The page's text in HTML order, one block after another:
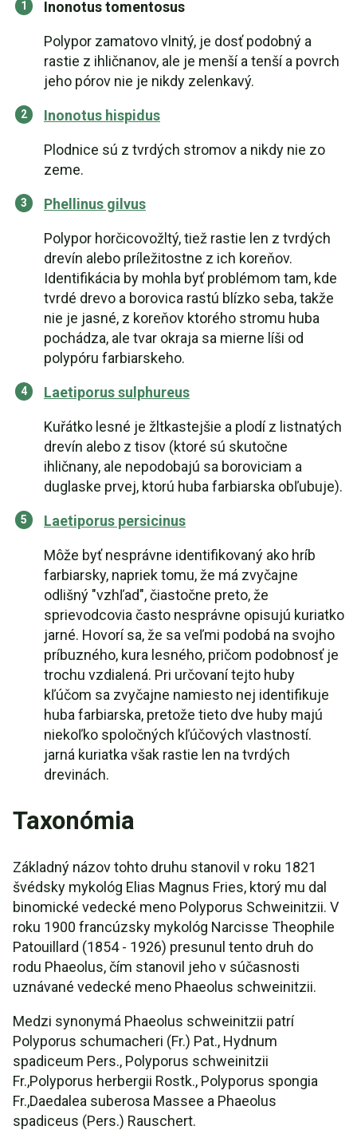
Inonotus tomentosus
Polypor zamatovo vlnitý, je dosť podobný a
rastie z ihličnanov, ale je menší a tenší a povrch
jeho pórov nie je nikdy zelenkavý.
Inonotus hispidus
Plodnice sú z tvrdých stromov a nikdy nie zo
zeme.
Phellinus gilvus
Polypor horčicovožltý, tiež rastie len z tvrdých
drevín alebo príležitostne z ich koreňov.
Identifikácia by mohla byť problémom tam, kde
tvrdé drevo a borovica rastú blízko seba, takže
nie je jasné, z koreňov ktorého stromu huba
pochádza, ale tvar okraja sa mierne líši od
polypóru farbiarskeho.
Laetiporus sulphureus
Kuřátko lesné je žltkastejšie a plodí z listnatých
drevín alebo z tisov (ktoré sú skutočne
ihličnany, ale nepodobajú sa boroviciam a
duglaske prvej, ktorú huba farbiarska obľubuje).
Laetiporus persicinus
Môže byť nesprávne identifikovaný ako hríb
farbiarsky, napriek tomu, že má zvyčajne
odlišný "vzhľad", čiastočne preto, že
sprievodcovia často nesprávne opisujú kuriatko
jarné. Hovorí sa, že sa veľmi podobá na svojho
príbuzného, kura lesného, pričom podobnosť je
trochu vzdialená. Pri určovaní tejto huby
kľúčom sa zvyčajne namiesto nej identifikuje
huba farbiarska, pretože tieto dve huby majú
niekoľko spoločných kľúčových vlastností.
jarná kuriatka však rastie len na tvrdých
drevinách.
Taxonómia
Základný názov tohto druhu stanovil v roku 1821
švédsky mykológ Elias Magnus Fries, ktorý mu dal
binomické vedecké meno Polyporus Schweinitzii. V
roku 1900 francúzsky mykológ Narcisse Theophile
Patouillard (1854 - 1926) presunul tento druh do
rodu Phaeolus, čím stanovil jeho v súčasnosti
uznávané vedecké meno Phaeolus schweinitzii.
Medzi synonymá Phaeolus schweinitzii patrí
Polyporus schumacheri (Fr.) Pat., Hydnum
spadiceum Pers., Polyporus schweinitzii
Fr.,Polyporus herbergii Rostk., Polyporus spongia
Fr.,Daedalea suberosa Massee a Phaeolus
spadiceus (Pers.) Rauschert.